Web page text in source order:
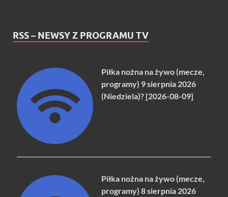
RSS – NEWSY Z PROGRAMU TV
Piłka nożna na żywo (mecze,
programy) 9 sierpnia 2026
(Niedziela)? [2026-08-09]
Piłka nożna na żywo (mecze,
programy) 8 sierpnia 2026